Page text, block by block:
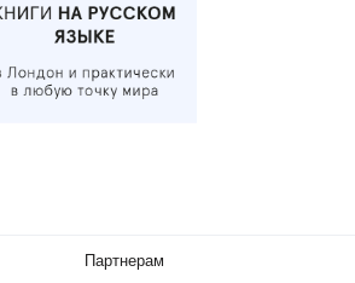
Партнерам